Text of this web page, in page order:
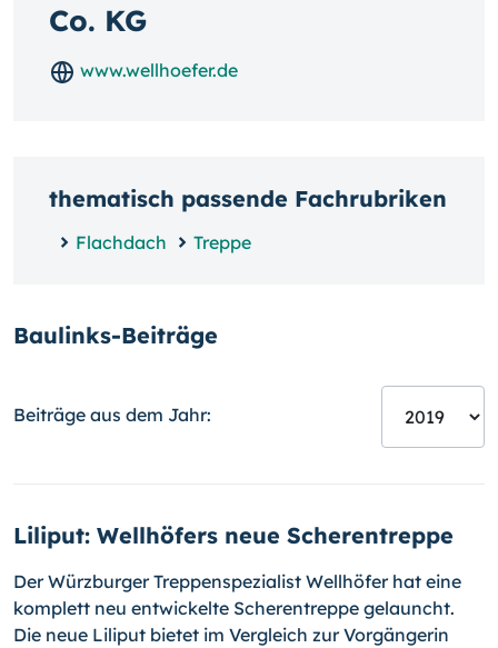
Co. KG
www.wellhoefer.de
thematisch passende Fachrubriken
Flachdach Treppe
Baulinks-Beiträge
Beiträge aus dem Jahr:
Liliput: Wellhöfers neue Scherentreppe
Der Würzburger Treppenspezialist Wellhöfer hat eine
komplett neu entwickelte Scherentreppe gelauncht.
Die neue Liliput bietet im Ver­gleich zur Vorgängerin